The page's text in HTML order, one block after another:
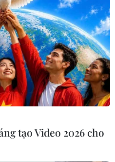
tạo Video 2026 cho